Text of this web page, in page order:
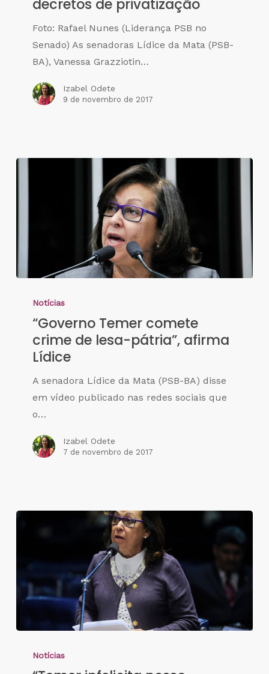
decretos de privatização
Foto: Rafael Nunes (Liderança PSB no
Senado) As senadoras Lídice da Mata (PSB-
BA), Vanessa Grazziotin…
Izabel Odete
9 de novembro de 2017
Notícias
“Governo Temer comete
crime de lesa-pátria”, afirma
Lídice
A senadora Lídice da Mata (PSB-BA) disse
em vídeo publicado nas redes sociais que
o…
Izabel Odete
7 de novembro de 2017
Notícias